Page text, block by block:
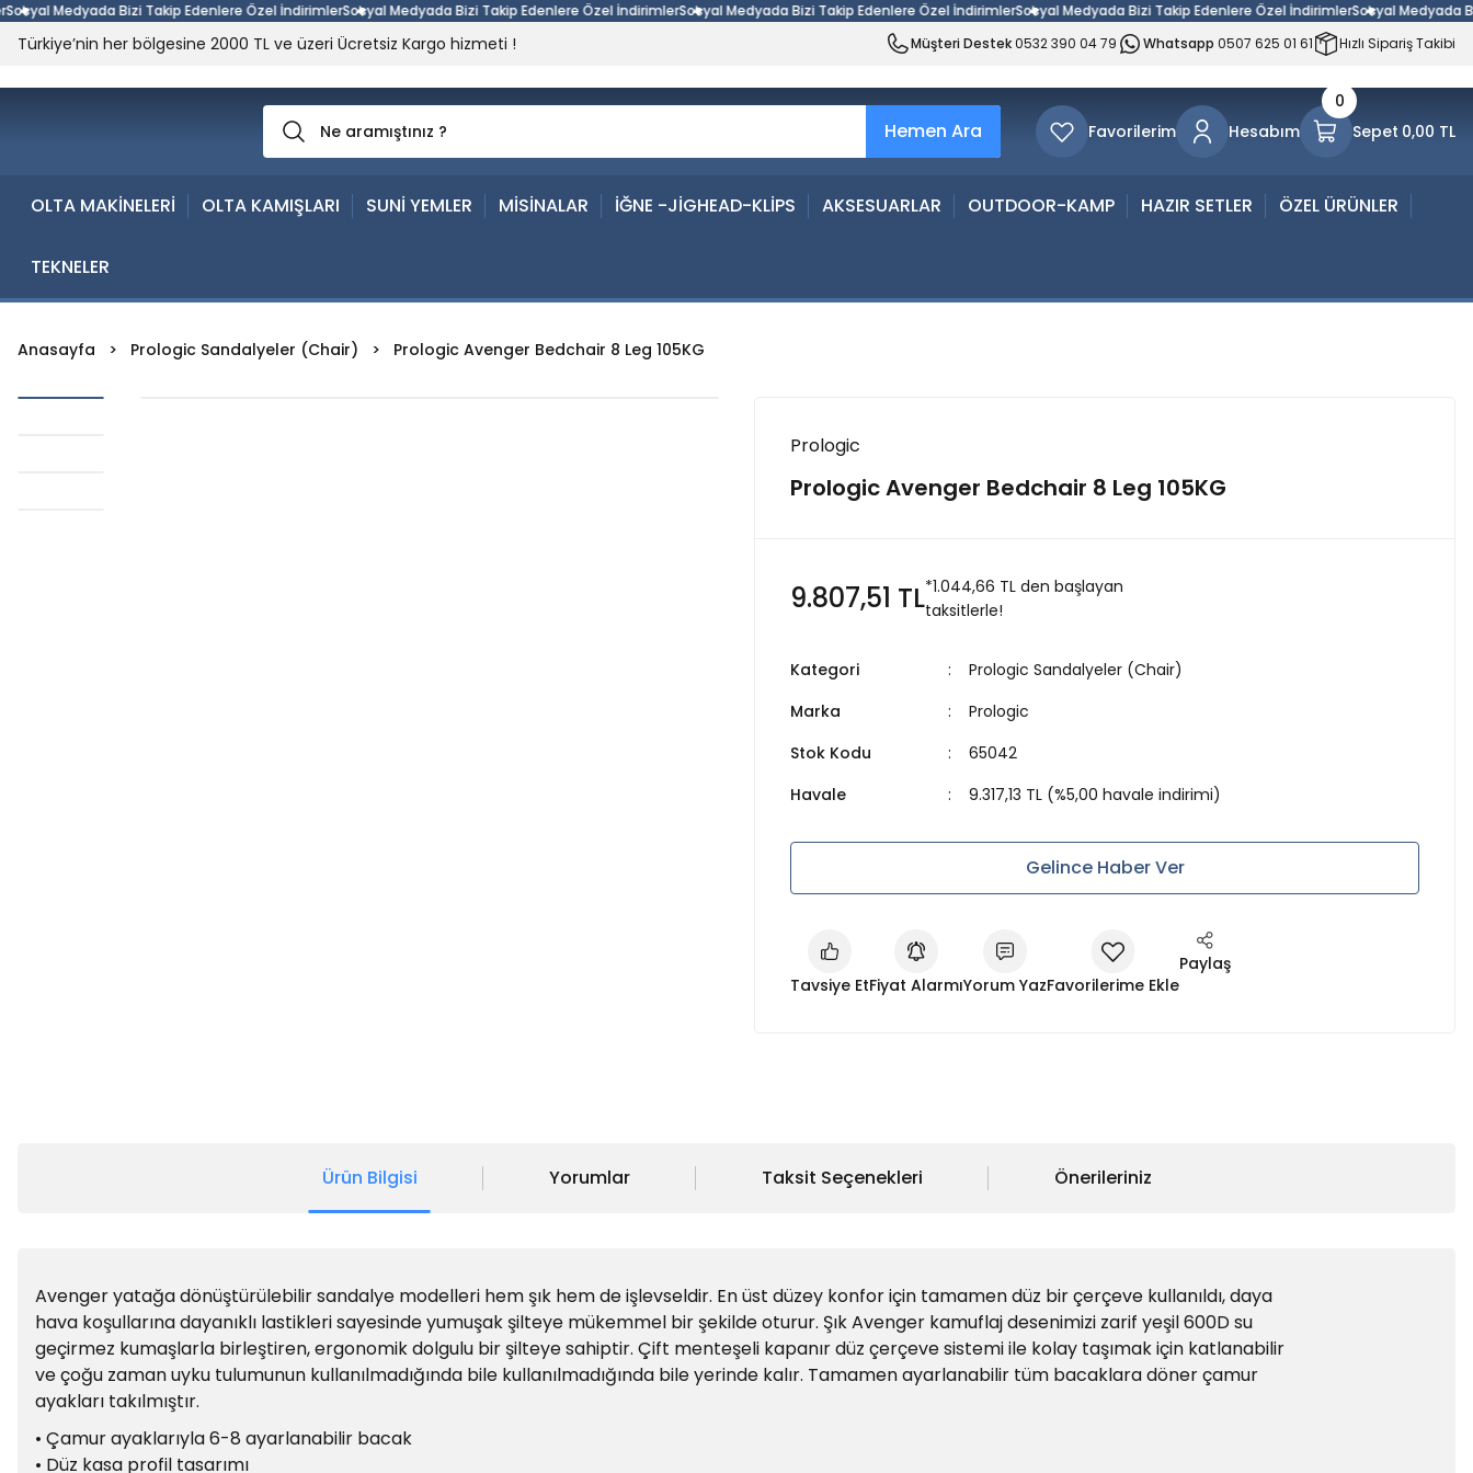
Medyada Bizi Takip Edenlere Özel İndirimlerSosyal Medyada Bizi Takip Edenlere Özel İndirimlerSosyal Medyada Bizi Takip Edenlere Özel İndirimlerSosyal Medyada Bizi Takip Edenlere Özel İndirimlerSosyal Medyada Bizi
Türkiye’nin her bölgesine 2000 TL ve üzeri Ücretsiz Kargo hizmeti ! Müşteri Destek0532 390 04 79 Whatsapp 0507 625 01 61 Hızlı Sipariş Takibi
Hemen Ara Favorilerim Hesabım Sepet 0,00 TL
0
OLTA MAKİNELERİ OLTA KAMIŞLARI SUNİ YEMLER MİSİNALAR İĞNE -JİGHEAD-KLİPS AKSESUARLAR OUTDOOR-KAMP HAZIR SETLER ÖZEL ÜRÜNLER
TEKNELER
Anasayfa Prologic Sandalyeler (Chair) Prologic Avenger Bedchair 8 Leg 105KG
Prologic
Prologic Avenger Bedchair 8 Leg 105KG
9.807,51 TL*1.044,66 TL den başlayan
taksitlerle!
Kategori
Prologic Sandalyeler (Chair)
Marka
Prologic
Stok Kodu
65042
Havale
9.317,13 TL (%5,00 havale indirimi)
Gelince Haber Ver
Tavsiye EtFiyat AlarmıYorum Yaz
Paylaş
Ürün Bilgisi Yorumlar Taksit Seçenekleri Önerileriniz
Avenger yatağa dönüştürülebilir sandalye modelleri hem şık hem de işlevseldir. En üst düzey konfor için tamamen düz bir çerçeve kullanıldı, daya
hava koşullarına dayanıklı lastikleri sayesinde yumuşak şilteye mükemmel bir şekilde oturur. Şık Avenger kamuflaj desenimizi zarif yeşil 600D su
geçirmez kumaşlarla birleştiren, ergonomik dolgulu bir şilteye sahiptir. Çift menteşeli kapanır düz çerçeve sistemi ile kolay taşımak için katlanabilir
ve çoğu zaman uyku tulumunun kullanılmadığında bile kullanılmadığında bile yerinde kalır. Tamamen ayarlanabilir tüm bacaklara döner çamur
ayakları takılmıştır.
• Çamur ayaklarıyla 6-8 ayarlanabilir bacak
• Düz kasa profil tasarımı